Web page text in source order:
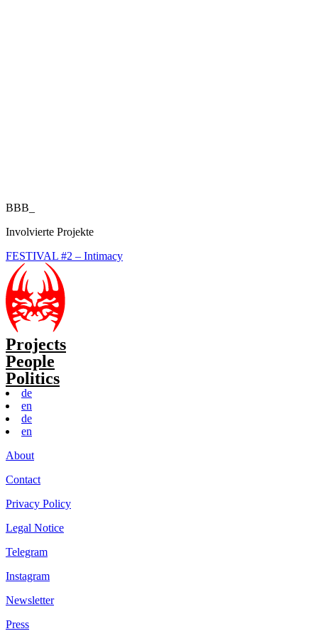
BBB_
Involvierte Projekte
FESTIVAL #2 – Intimacy
Projects
People
Politics
de
en
de
en
About
Contact
Privacy Policy
Legal Notice
Telegram
Instagram
Newsletter
Press